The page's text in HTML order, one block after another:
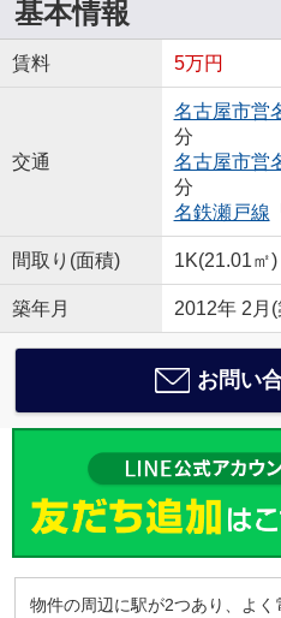
基本情報
賃料 5万円
交通
名古屋市営
分
名古屋市営
分
名鉄瀬戸線 「
間取り(面積) 1K(21.01㎡)
築年月 2012年 2月
お問い
物件の周辺に駅が2つあり、よ